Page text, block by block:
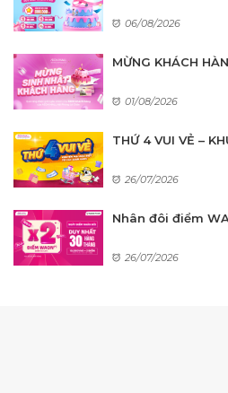
06/08/2026
MỪNG KHÁCH
01/08/2026
THỨ 4 VUI VẺ –
26/07/2026
Nhân đôi điểm
26/07/2026